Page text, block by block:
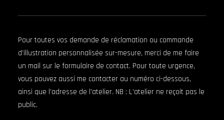
Pour toutes vos demande de réclamation ou commande
d’illustration personnalisée sur-mesure, merci de me faire
un mail sur le formulaire de contact. Pour toute urgence,
vous pouvez aussi me contacter au numéro ci-dessous,
ainsi que l’adresse de l’atelier. NB : L’atelier ne reçoit pas le
public.